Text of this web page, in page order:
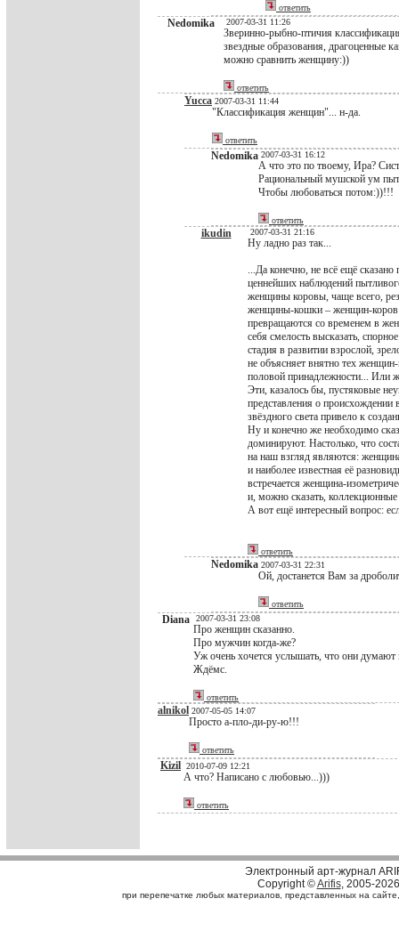
ответить
Nedomika 2007-03-31 11:26
Зверинно-рыбно-птичия
звездные образования, драгоценные
можно сравнить женщину:))
ответить
Yucca 2007-03-31 11:44
"Классификация женщин"... н-да.
ответить
Nedomika 2007-03-31 16:12
А что это по твоему, Ира?
Рациональный мушской ум
Чтобы любоваться потом:))!!!
ответить
ikudin 2007-03-31 21:16
Ну ладно раз так...
...Да конечно, не всё ещё
ценнейших наблюдений
женщины коровы, чаще всего,
женщины-кошки – женщин-коров
превращаются со временем в
себя смелость высказать,
стадия в развитии взрослой,
не объясняет внятно тех
половой принадлежности...
Эти, казалось бы, пустяковые
представления о происхождении
звёздного света привело к
Ну и конечно же необходимо
доминируют. Настолько, что
на наш взгляд являются:
и наиболее известная её
встречается женщина-
и, можно сказать,
А вот ещё интересный вопрос:
ответить
Nedomika 2007-03-31 22:31
Ой, достанется Вам за
ответить
Diana 2007-03-31 23:08
Про женщин сказанно.
Про мужчин когда-же?
Уж очень хочется услышать, что они думают
Ждёмс.
ответить
alnikol 2007-05-05 14:07
Просто а-пло-ди-ру-ю!!!
ответить
Kizil 2010-07-09 12:21
А что? Написано с любовью...)))
ответить
Электронный арт-журнал
Copyright ©Arifis, 2005-2026
при перепечатке любых материалов, представленных на